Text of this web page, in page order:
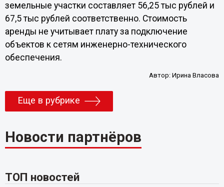
земельные участки составляет 56,25 тыс рублей и
67,5 тыс рублей соответственно. Стоимость
аренды не учитывает плату за подключение
объектов к сетям инженерно-технического
обеспечения.
Автор:Ирина Власова
Еще в рубрике
Новости партнёров
ТОП новостей